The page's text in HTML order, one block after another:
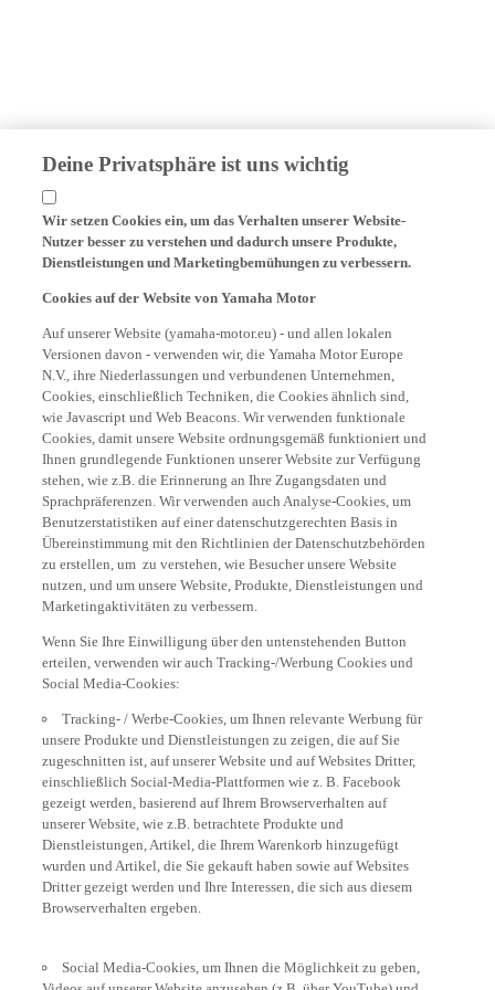
Deine Privatsphäre ist uns wichtig
Wir setzen Cookies ein, um das Verhalten unserer Website-
Nutzer besser zu verstehen und dadurch unsere Produkte,
Dienstleistungen und Marketingbemühungen zu verbessern.
Cookies auf der Website von Yamaha Motor
Auf unserer Website (yamaha-motor.eu) - und allen lokalen
Versionen davon - verwenden wir, die Yamaha Motor Europe
N.V., ihre Niederlassungen und verbundenen Unternehmen,
Cookies, einschließlich Techniken, die Cookies ähnlich sind,
wie Javascript und Web Beacons. Wir verwenden funktionale
Cookies, damit unsere Website ordnungsgemäß funktioniert und
Ihnen grundlegende Funktionen unserer Website zur Verfügung
stehen, wie z.B. die Erinnerung an Ihre Zugangsdaten und
Sprachpräferenzen. Wir verwenden auch Analyse-Cookies, um
Benutzerstatistiken auf einer datenschutzgerechten Basis in
Übereinstimmung mit den Richtlinien der Datenschutzbehörden
zu erstellen, um zu verstehen, wie Besucher unsere Website
nutzen, und um unsere Website, Produkte, Dienstleistungen und
Marketingaktivitäten zu verbessern.
Wenn Sie Ihre Einwilligung über den untenstehenden Button
erteilen, verwenden wir auch Tracking-/Werbung Cookies und
Social Media-Cookies:
Tracking- / Werbe-Cookies, um Ihnen relevante Werbung für
unsere Produkte und Dienstleistungen zu zeigen, die auf Sie
zugeschnitten ist, auf unserer Website und auf Websites Dritter,
einschließlich Social-Media-Plattformen wie z. B. Facebook
gezeigt werden, basierend auf Ihrem Browserverhalten auf
unserer Website, wie z.B. betrachtete Produkte und
Dienstleistungen, Artikel, die Ihrem Warenkorb hinzugefügt
wurden und Artikel, die Sie gekauft haben sowie auf Websites
Dritter gezeigt werden und Ihre Interessen, die sich aus diesem
Browserverhalten ergeben.
Social Media-Cookies, um Ihnen die Möglichkeit zu geben,
Videos auf unserer Website anzusehen (z.B. über YouTube) und